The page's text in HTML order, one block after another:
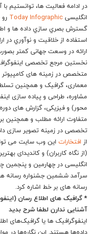
انگلیسی Today Infographic
گسترش بصري سازي داده ها و
استفاده از خلاقيت و نوآوري در
ارائه در وسعت جهانی کمتر
نخستین مرجع تخصصی
متخصص در زمینه های کامپیوتر
معماری، گرافیک و همچنین تسلط
مشاوره، طراحی و پیاده سازی
محور) و فیزیکی، گزارش های دوره
متفاوت ارائه مطلب و همچنین
تخصصی در زمینه تصویر سازی
از افتخارات این وب سایت می
(از نگاه کاربران) و کاندیدای
انگلیسی در چهارمین و پنجمین
سرآمد ششمین جشنواره رسانه
رسانه های بر خط اشاره کرد.
* گرافیک های اطلاع رسان
آشنایی ندارن لطفا شرح بدید
اینفوگرافیک ‌ها یا گرافیک‌های